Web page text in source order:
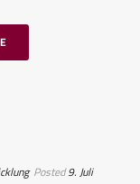
Posted9. Juli